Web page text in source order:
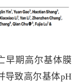
早期高尔基体膜
导致高尔基体pH